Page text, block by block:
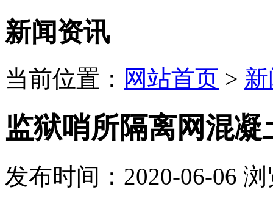
新闻资讯
当前位置： 网站首页 >
监狱哨所隔离网混
发布时间：2020-06-06 浏